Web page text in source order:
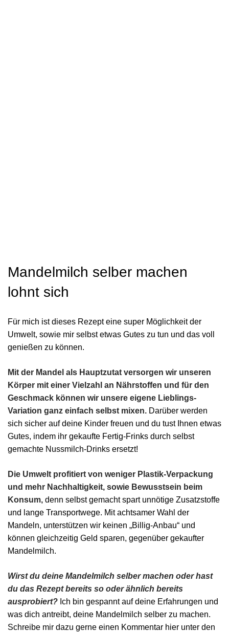
Mandelmilch selber machen
lohnt sich
Für mich ist dieses Rezept eine super Möglichkeit der
Umwelt, sowie mir selbst etwas Gutes zu tun und das voll
genießen zu können.
Mit der Mandel als Hauptzutat versorgen wir unseren
Körper mit einer Vielzahl an Nährstoffen und für den
Geschmack können wir unsere eigene Lieblings-
Variation ganz einfach selbst mixen. Darüber werden
sich sicher auf deine Kinder freuen und du tust Ihnen etwas
Gutes, indem ihr gekaufte Fertig-Frinks durch selbst
gemachte Nussmilch-Drinks ersetzt!
Die Umwelt profitiert von weniger Plastik-Verpackung
und mehr Nachhaltigkeit, sowie Bewusstsein beim
Konsum, denn selbst gemacht spart unnötige Zusatzstoffe
und lange Transportwege. Mit achtsamer Wahl der
Mandeln, unterstützen wir keinen „Billig-Anbau“ und
können gleichzeitig Geld sparen, gegenüber gekaufter
Mandelmilch.
Wirst du deine Mandelmilch selber machen oder hast
du das Rezept bereits so oder ähnlich bereits
ausprobiert? Ich bin gespannt auf deine Erfahrungen und
was dich antreibt, deine Mandelmilch selber zu machen.
Schreibe mir dazu gerne einen Kommentar hier unter den